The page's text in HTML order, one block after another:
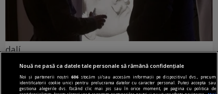
dalí
Dalí în România?
Dacă ar fi să căutăm influența lui Dalí în arta
românească, este necesar ca mai întîi să
Nouă ne pasă ca datele tale personale să rămână confidențiale
Noi și partenerii noștri606 stocăm și/sau accesăm informații pe dispozitivul dvs., precum
identificatorii cookie unici pentru prelucrarea datelor cu caracter personal. Puteți accepta sau
gestiona alegerile dvs. făcând clic mai jos sau în orice moment, pe pagina cu politica de